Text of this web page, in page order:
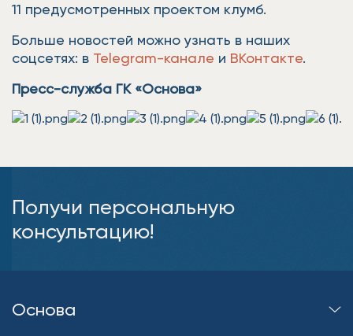
11 предусмотренных проектом клумб.
Больше новостей можно узнать в наших
соцсетях: в Telegram-канале и ВКонтакте.
Пресс-служба ГК «Основа»
Получи персональную
консультацию!
Основа